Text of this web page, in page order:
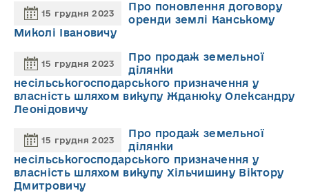
15 грудня 2023
Про поновлення договору
оренди землі Канському
Миколі Івановичу
15 грудня 2023
Про продаж земельної
ділянки
несільськогосподарського призначення у
власність шляхом викупу Жданюку Олександру
Леонідовичу
15 грудня 2023
Про продаж земельної
ділянки
несільськогосподарського призначення у
власність шляхом викупу Хільчишину Віктору
Дмитровичу